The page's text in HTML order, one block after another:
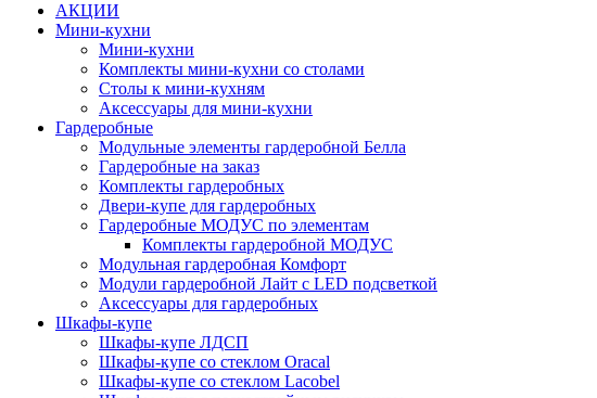
АКЦИИ
Мини-кухни
Мини-кухни
Комплекты мини-кухни со столами
Столы к мини-кухням
Аксессуары для мини-кухни
Гардеробные
Модульные элементы гардеробной Белла
Гардеробные на заказ
Комплекты гардеробных
Двери-купе для гардеробных
Гардеробные МОДУС по элементам
Комплекты гардеробной МОДУС
Модульная гардеробная Комфорт
Модули гардеробной Лайт с LED подсветкой
Аксессуары для гардеробных
Шкафы-купе
Шкафы-купе ЛДСП
Шкафы-купе со стеклом Oracal
Шкафы-купе со стеклом Lacobel